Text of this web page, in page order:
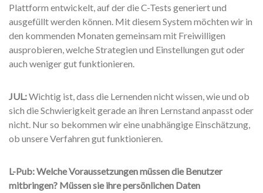
Plattform entwickelt, auf der die C-Tests generiert und
ausgefüllt werden können. Mit diesem System möchten wir in
den kommenden Monaten gemeinsam mit Freiwilligen
ausprobieren, welche Strategien und Einstellungen gut oder
auch weniger gut funktionieren.
JUL:Wichtig ist, dass die Lernenden nicht wissen, wie und ob
sich die Schwierigkeit gerade an ihren Lernstand anpasst oder
nicht. Nur so bekommen wir eine unabhängige Einschätzung,
ob unsere Verfahren gut funktionieren.
L-Pub: Welche Voraussetzungen müssen die Benutzer
mitbringen? Müssen sie ihre persönlichen Daten